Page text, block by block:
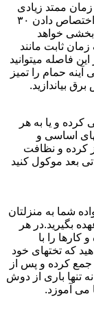
ممتد زیادی
در اختیار داشته باشید.در حقیقت خواهید دید که اختصاص دادن ۳۰
بخشی خواهد
ثابت مانند
فاصله میتوانید
حمام را تمیز
بیاندازید.
کرده و یا به هر
اساسی و
کرده و نظافت
بعد موکول کنید
شما به منزلتان
بگیرید.در هر
را با
که تختهای خود
جمع کرده و پس از
تنها باری از دوش
می آموزد.